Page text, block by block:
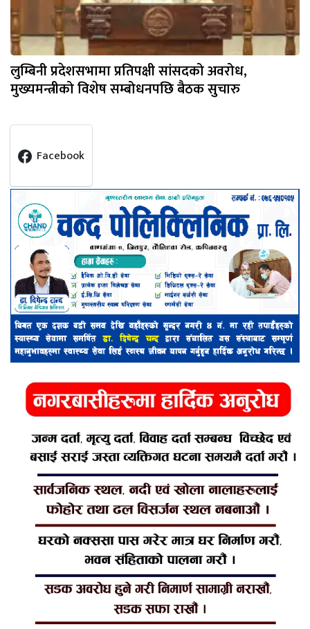
लुम्बिनी प्रदेशसभामा प्रतिपक्षी सांसदको अवरोध,
मुख्यमन्त्रीको विशेष सम्बोधनपछि बैठक सुचारु
Facebook